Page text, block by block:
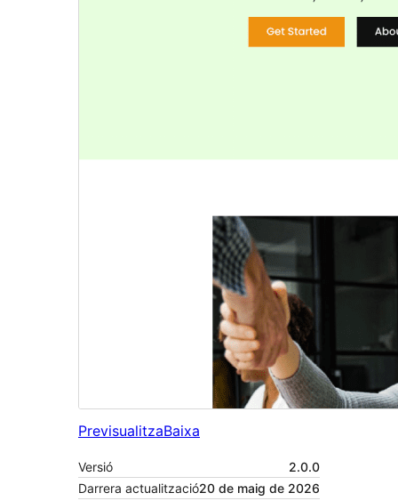
PrevisualitzaBaixa
Versió
2.0.0
Darrera actualització20 de maig de 2026